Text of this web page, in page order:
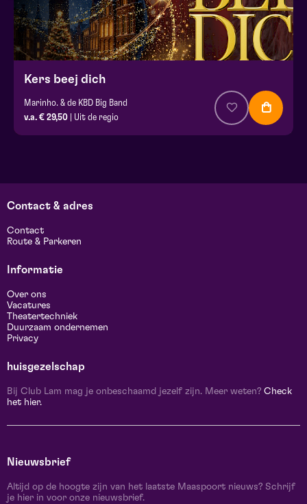
Kers beej dich
Marinho. & de KBD Big Band
v.a. € 29,50 | Uit de regio
Contact & adres
Contact
Route & Parkeren
Informatie
Over ons
Vacatures
Theatertechniek
Duurzaam ondernemen
Privacy
huisgezelschap
Bij Club Lam mag je onbeschaamd jezelf zijn. Meer weten? Check
het hier.
Nieuwsbrief
Altijd op de hoogte zijn van het laatste Maaspoort nieuws? Schrijf
je hier in voor onze nieuwsbrief.